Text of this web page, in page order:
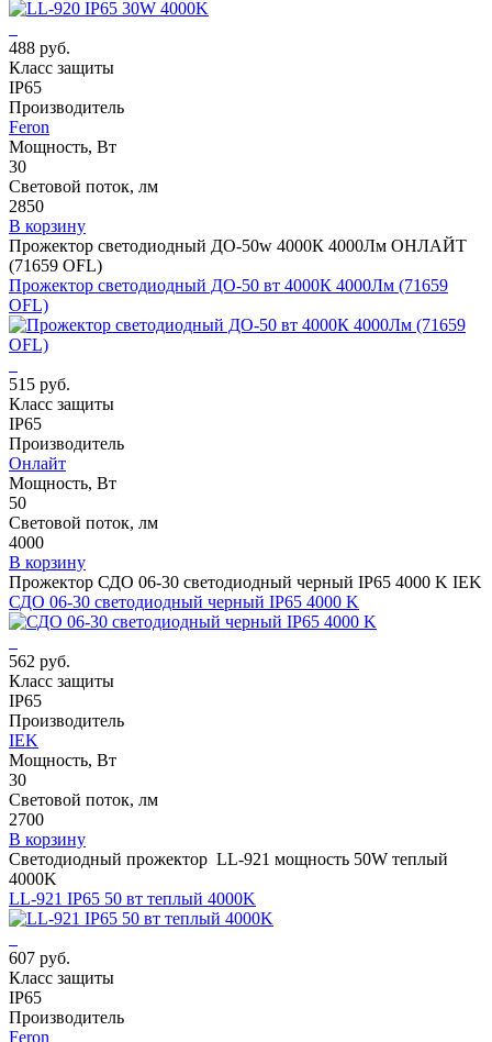
488 руб.
Класс защиты
IP65
Производитель
Feron
Мощность, Вт
30
Световой поток, лм
2850
В корзину
Прожектор светодиодный ДО-50w 4000К 4000Лм ОНЛАЙТ
(71659 OFL)
Прожектор светодиодный ДО-50 вт 4000К 4000Лм (71659
OFL)
515 руб.
Класс защиты
IP65
Производитель
Онлайт
Мощность, Вт
50
Световой поток, лм
4000
В корзину
Прожектор СДО 06-30 светодиодный черный IP65 4000 K IEK
СДО 06-30 светодиодный черный IP65 4000 K
562 руб.
Класс защиты
IP65
Производитель
IEK
Мощность, Вт
30
Световой поток, лм
2700
В корзину
Светодиодный прожектор LL-921 мощность 50W теплый
4000K
LL-921 IP65 50 вт теплый 4000K
607 руб.
Класс защиты
IP65
Производитель
Feron